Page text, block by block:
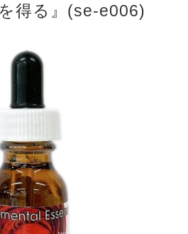
得る』(se-e006)